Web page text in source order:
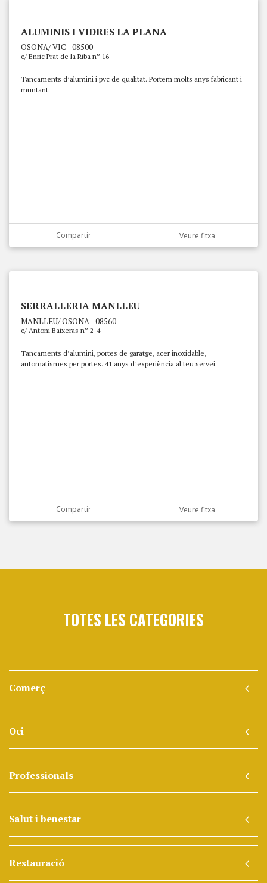
ALUMINIS I VIDRES LA PLANA
OSONA/ VIC - 08500
c/ Enric Prat de la Riba nº 16
Tancaments d’alumini i pvc de qualitat. Portem molts anys fabricant i
muntant.
Compartir Veure fitxa
SERRALLERIA MANLLEU
MANLLEU/ OSONA - 08560
c/ Antoni Baixeras nº 2-4
Tancaments d’alumini, portes de garatge, acer inoxidable,
automatismes per portes. 41 anys d’experiència al teu servei.
Compartir Veure fitxa
TOTES LES CATEGORIES
Comerç
Oci
Professionals
Salut i benestar
Restauració